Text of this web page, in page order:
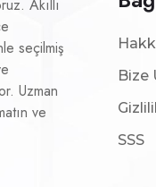
Akıllı
seçilmiş
Uzman
ve
çıkarın;
Bize
SSS